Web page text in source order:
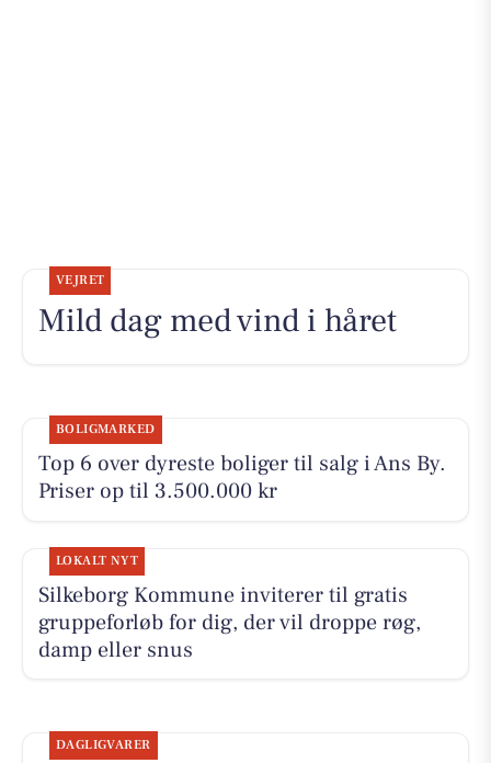
VEJRET
Mild dag med vind i håret
BOLIGMARKED
Top 6 over dyreste boliger til salg i Ans By.
Priser op til 3.500.000 kr
LOKALT NYT
Silkeborg Kommune inviterer til gratis
gruppeforløb for dig, der vil droppe røg,
damp eller snus
DAGLIGVARER